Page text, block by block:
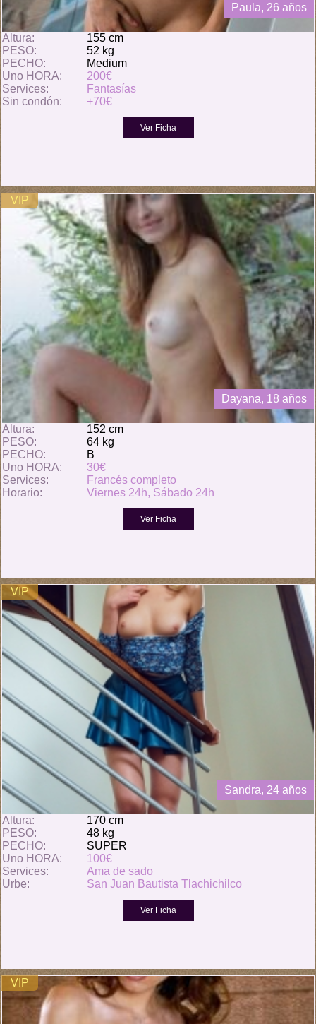
Paula, 26 años
Altura:
155 cm
PESO:
52 kg
PECHO:
Medium
Uno HORA:
200€
Services:
Fantasías
Sin condón:
+70€
VIP
Dayana, 18 años
Altura:
152 cm
PESO:
64 kg
PECHO:
B
Uno HORA:
30€
Services:
Francés completo
Horario:
Viernes 24h, Sábado 24h
VIP
Sandra, 24 años
Altura:
170 cm
PESO:
48 kg
PECHO:
SUPER
Uno HORA:
100€
Services:
Ama de sado
Urbe:
San Juan Bautista Tlachichilco
VIP